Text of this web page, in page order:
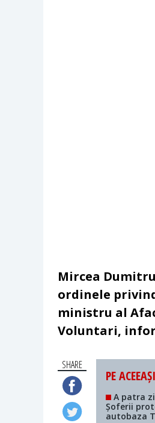
Mircea
ordinele
ministru al
Voluntari,
SHARE
PE
A patra
Șoferii
autobaza